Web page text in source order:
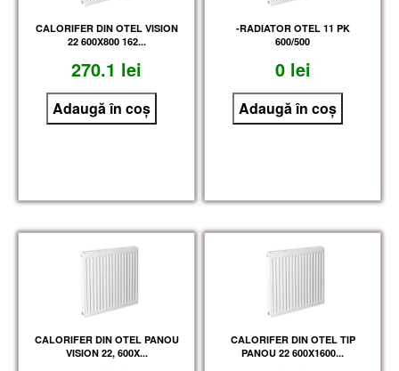
CALORIFER DIN OTEL VISION
22 600X800 162...
270.1 lei
-RADIATOR OTEL 11 PK
600/500
0 lei
CALORIFER DIN OTEL PANOU
VISION 22, 600X...
CALORIFER DIN OTEL TIP
PANOU 22 600X1600...